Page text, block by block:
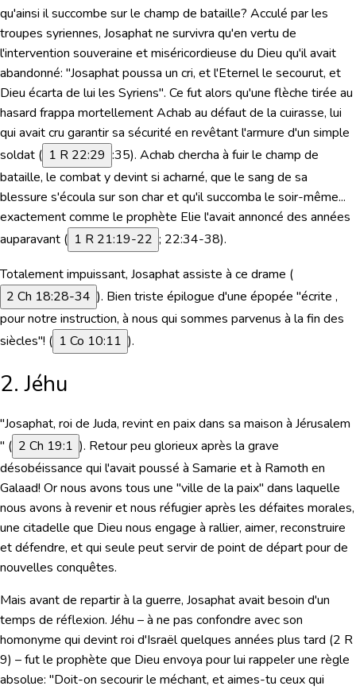
qu'ainsi il succombe sur le champ de bataille? Acculé par les
troupes syriennes, Josaphat ne survivra qu'en vertu de
l'intervention souveraine et miséricordieuse du Dieu qu'il avait
abandonné: "Josaphat poussa un cri, et l'Eternel le secourut, et
Dieu écarta de lui les Syriens". Ce fut alors qu'une flèche tirée au
hasard frappa mortellement Achab au défaut de la cuirasse, lui
qui avait cru garantir sa sécurité en revêtant l'armure d'un simple
soldat ( 1 R 22:29 :35). Achab chercha à fuir le champ de
bataille, le combat y devint si acharné, que le sang de sa
blessure s'écoula sur son char et qu'il succomba le soir-même...
exactement comme le prophète Elie l'avait annoncé des années
auparavant ( 1 R 21:19-22 ; 22:34-38).
Totalement impuissant, Josaphat assiste à ce drame (
2 Ch 18:28-34 ). Bien triste épilogue d'une épopée "écrite ,
pour notre instruction, à nous qui sommes parvenus à la fin des
siècles"! ( 1 Co 10:11 ).
2. Jéhu
"Josaphat, roi de Juda, revint en paix dans sa maison à Jérusalem
" ( 2 Ch 19:1 ). Retour peu glorieux après la grave
désobéissance qui l'avait poussé à Samarie et à Ramoth en
Galaad! Or nous avons tous une "ville de la paix" dans laquelle
nous avons à revenir et nous réfugier après les défaites morales,
une citadelle que Dieu nous engage à rallier, aimer, reconstruire
et défendre, et qui seule peut servir de point de départ pour de
nouvelles conquêtes.
Mais avant de repartir à la guerre, Josaphat avait besoin d'un
temps de réflexion. Jéhu – à ne pas confondre avec son
homonyme qui devint roi d'Israël quelques années plus tard (2 R
9) – fut le prophète que Dieu envoya pour lui rappeler une règle
absolue: "Doit-on secourir le méchant, et aimes-tu ceux qui